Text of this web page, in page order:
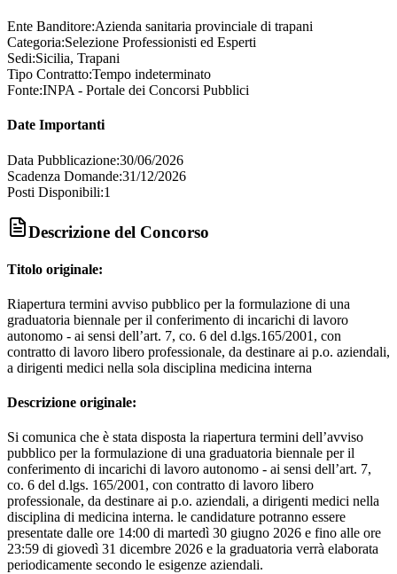
Ente Banditore:Azienda sanitaria provinciale di trapani
Categoria:Selezione Professionisti ed Esperti
Sedi:Sicilia, Trapani
Tipo Contratto:Tempo indeterminato
Fonte:INPA - Portale dei Concorsi Pubblici
Date Importanti
Data Pubblicazione:30/06/2026
Scadenza Domande:31/12/2026
Posti Disponibili:1
Descrizione del Concorso
Titolo originale:
Riapertura termini avviso pubblico per la formulazione di una
graduatoria biennale per il conferimento di incarichi di lavoro
autonomo - ai sensi dell’art. 7, co. 6 del d.lgs.165/2001, con
contratto di lavoro libero professionale, da destinare ai p.o. aziendali,
a dirigenti medici nella sola disciplina medicina interna
Descrizione originale:
Si comunica che è stata disposta la riapertura termini dell’avviso
pubblico per la formulazione di una graduatoria biennale per il
conferimento di incarichi di lavoro autonomo - ai sensi dell’art. 7,
co. 6 del d.lgs. 165/2001, con contratto di lavoro libero
professionale, da destinare ai p.o. aziendali, a dirigenti medici nella
disciplina di medicina interna. le candidature potranno essere
presentate dalle ore 14:00 di martedì 30 giugno 2026 e fino alle ore
23:59 di giovedì 31 dicembre 2026 e la graduatoria verrà elaborata
periodicamente secondo le esigenze aziendali.